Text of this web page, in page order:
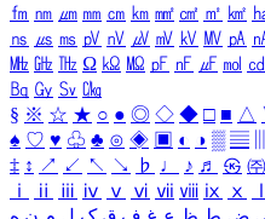
㎙ ㎚ ㎛ ㎜ ㎝ ㎞ ㎟ ㎠ ㎡ ㎢
㎱ ㎲ ㎳ ㎴ ㎵ ㎶ ㎷ ㎸ ㎹ ㎀
㎒ ㎓ ㎔ Ω ㏀ ㏁ ㎊ ㎋ ㎌ ㏖ ㏅
㏃ ㏉ ㏜ ㏆
§ ※ ☆ ★ ○ ● ◎ ◇ ◆ □ ■ △
♠ ♡ ♥ ♧ ♣ ⊙ ◈ ▣ ◐ ◑ ▒ ▤
‡ ↕ ↗ ↙ ↖ ↘ ♭ ♩ ♪ ♬ ㉿ ㈜
ⅰ
ⅱ ⅲ ⅳ ⅴ ⅵ ⅶ ⅷ ⅸ ⅹ